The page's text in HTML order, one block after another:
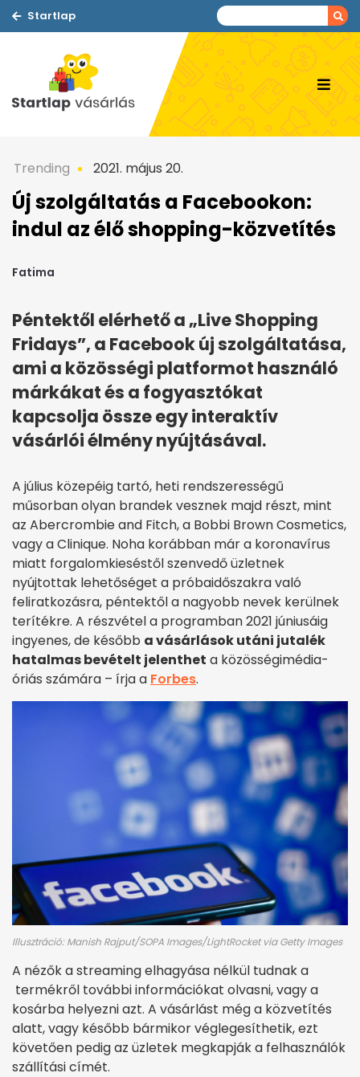
Startlap
Trending 2021. május 20.
Új szolgáltatás a Facebookon:
indul az élő shopping-közvetítés
Fatima
Péntektől elérhető a „Live Shopping
Fridays”, a Facebook új szolgáltatása,
ami a közösségi platformot használó
márkákat és a fogyasztókat
kapcsolja össze egy interaktív
vásárlói élmény nyújtásával.
A július közepéig tartó, heti rendszerességű
műsorban olyan brandek vesznek majd részt, mint
az Abercrombie and Fitch, a Bobbi Brown Cosmetics,
vagy a Clinique. Noha korábban már a koronavírus
miatt forgalomkieséstől szenvedő üzletnek
nyújtottak lehetőséget a próbaidőszakra való
feliratkozásra, péntektől a nagyobb nevek kerülnek
terítékre. A részvétel a programban 2021 júniusáig
ingyenes, de később a vásárlások utáni jutalék
hatalmas bevételt jelenthet a közösségimédia-
óriás számára – írja a Forbes.
Illusztráció: Manish Rajput/SOPA Images/LightRocket via Getty Images
A nézők a streaming elhagyása nélkül tudnak a
termékről további információkat olvasni, vagy a
kosárba helyezni azt. A vásárlást még a közvetítés
alatt, vagy később bármikor véglegesíthetik, ezt
követően pedig az üzletek megkapják a felhasználók
szállítási címét.